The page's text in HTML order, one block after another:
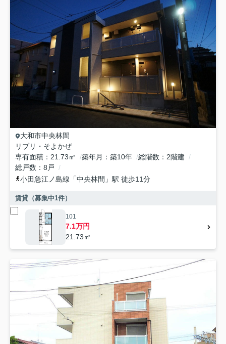
大和市中央林間
リブリ・そよかぜ
専有面積
21.73㎡ 築年月 築10年 総階数
2階建
総戸数
8戸
小田急江ノ島線 「中央林間 」駅 徒歩11分
賃貸（募集中1件）
101
7.1万円
21.73㎡